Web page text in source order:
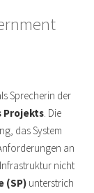
Sprecherin der
Projekts. Die
das System
an
nicht
(SP) unterstrich